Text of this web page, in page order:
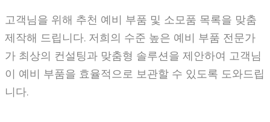
고객님을 위해 추천 예비 부품 및 소모품 목록을 맞춤
제작해 드립니다. 저희의 수준 높은 예비 부품 전문가
가 최상의 컨설팅과 맞춤형 솔루션을 제안하여 고객님
이 예비 부품을 효율적으로 보관할 수 있도록 도와드립
니다.